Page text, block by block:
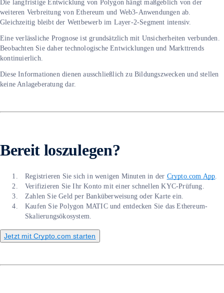
Die langfristige Entwicklung von Polygon hängt maßgeblich von der
weiteren Verbreitung von Ethereum und Web3-Anwendungen ab.
Gleichzeitig bleibt der Wettbewerb im Layer-2-Segment intensiv.
Eine verlässliche Prognose ist grundsätzlich mit Unsicherheiten verbunden.
Beobachten Sie daher technologische Entwicklungen und Markttrends
kontinuierlich.
Diese Informationen dienen ausschließlich zu Bildungszwecken und stellen
keine Anlageberatung dar.
Bereit loszulegen?
Registrieren Sie sich in wenigen Minuten in der Crypto.com App
Verifizieren Sie Ihr Konto mit einer schnellen KYC-Prüfung.
Zahlen Sie Geld per Banküberweisung oder Karte ein.
Kaufen Sie Polygon MATIC und entdecken Sie das Ethereum-
Skalierungsökosystem.
Jetzt mit Crypto.com starten